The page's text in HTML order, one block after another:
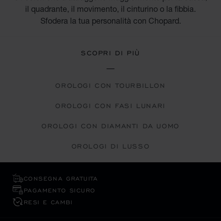
il quadrante, il movimento, il cinturino o la fibbia.
Sfodera la tua personalità con Chopard.
SCOPRI DI PIÙ
OROLOGI CON TOURBILLON
OROLOGI CON FASI LUNARI
OROLOGI CON DIAMANTI DA UOMO
OROLOGI DI LUSSO
CONSEGNA GRATUITA
PAGAMENTO SICURO
RESI E CAMBI